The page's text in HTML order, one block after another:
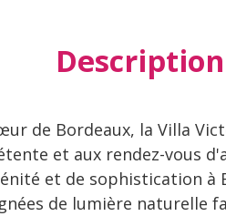
Description
de Bordeaux, la Villa
et aux rendez-vous
et de sophistication à
de lumière naturelle